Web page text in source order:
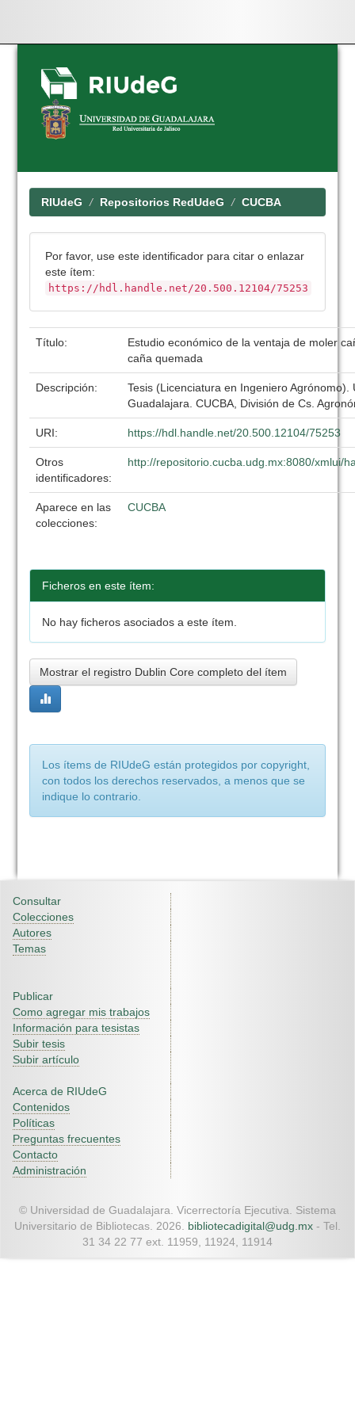
Skip
navigation
RIUdeG Repositorios RedUdeG CUCBA
Por favor, use este identificador para citar o enlazar
este ítem:
https://hdl.handle.net/20.500.12104/75253
Título:
Estudio económico de la ventaja de moler
caña quemada
Descripción:
Tesis (Licenciatura en Ingeniero Agrónomo).
Guadalajara. CUCBA, División de Cs.
URI: https://hdl.handle.net/20.500.12104/75253
Otros
identificadores:
http://repositorio.cucba.udg.mx:8080/xmlui/
Aparece en las
colecciones:
CUCBA
Ficheros en este ítem:
No hay ficheros asociados a este ítem.
Mostrar el registro Dublin Core completo del ítem
Los ítems de RIUdeG están protegidos por copyright,
con todos los derechos reservados, a menos que se
indique lo contrario.
Consultar
Colecciones
Autores
Temas
Publicar
Como agregar mis trabajos
Información para tesistas
Subir tesis
Subir artículo
Acerca de RIUdeG
Contenidos
Políticas
Preguntas frecuentes
Contacto
Administración
© Universidad de Guadalajara. Vicerrectoría Ejecutiva. Sistema
Universitario de Bibliotecas. 2026. bibliotecadigital@udg.mx - Tel.
31 34 22 77 ext. 11959, 11924, 11914